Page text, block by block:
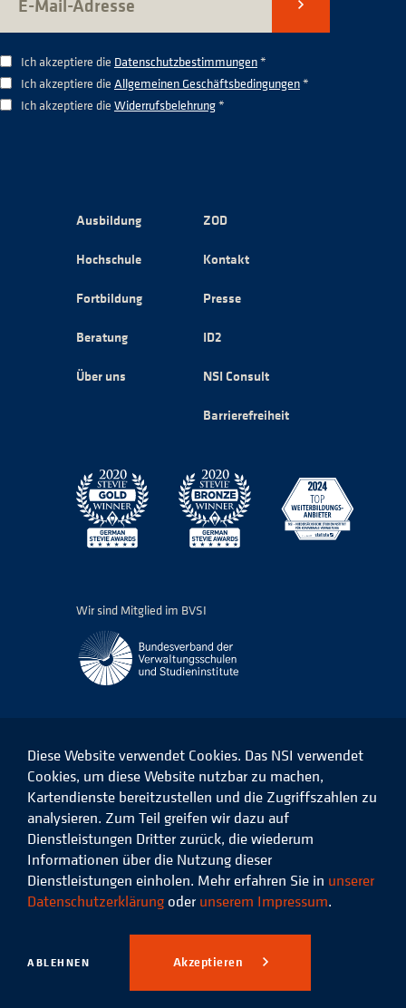
Senden
Ich akzeptiere die Datenschutzbestimmungen*
Ich akzeptiere die Allgemeinen Geschäftsbedingungen*
Ich akzeptiere die Widerrufsbelehrung*
Ausbildung
Hochschule
Fortbildung
Beratung
Über uns
ZOD
Kontakt
Presse
ID2
NSI Consult
Barrierefreiheit
Wir sind Mitglied im BVSI
Das
NSI
Facebook
Das
NSI
auf
LinkedIn
Das
NSI
auf
Instagram
Das
Xing
© 2026 Niedersächsisches
Studieninstitut für kommunale
Verwaltung e.V.
Datenschutz Impressum
Diese Website verwendet Cookies. Das NSI verwendet
Cookies, um diese Website nutzbar zu machen,
Kartendienste bereitzustellen und die Zugriffszahlen zu
analysieren. Zum Teil greifen wir dazu auf
Dienstleistungen Dritter zurück, die wiederum
Informationen über die Nutzung dieser
Dienstleistungen einholen. Mehr erfahren Sie in unserer
Datenschutzerklärung oder unserem Impressum.
ABLEHNEN Akzeptieren